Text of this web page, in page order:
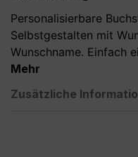
Personalisierbare
Selbstgestalten mit
Wunschname. Einfach
Mehr
Zusätzliche